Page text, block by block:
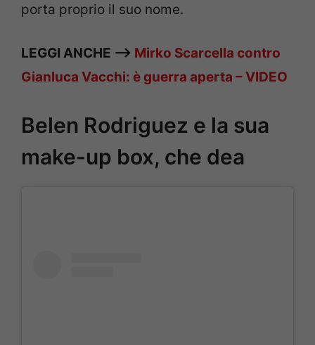
porta proprio il suo nome.
LEGGI ANCHE –> Mirko Scarcella contro
Gianluca Vacchi: è guerra aperta – VIDEO
Belen Rodriguez e la sua
make-up box, che dea